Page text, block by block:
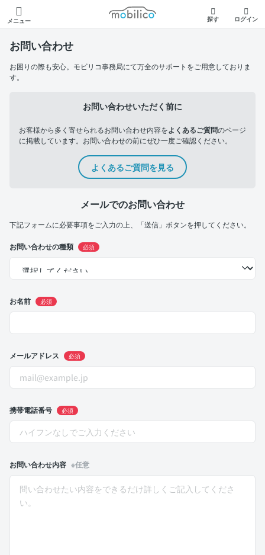
メニュー
モビリコ
探す ログイン
お問い合わせ
お困りの際も安心。モビリコ事務局にて万全のサポートをご用意しておりま
す。
お問い合わせいただく前に
お客様から多く寄せられるお問い合わせ内容をよくあるご質問のページ
に掲載しています。お問い合わせの前にぜひ一度ご確認ください。
よくあるご質問を見る
メールでのお問い合わせ
下記フォームに必要事項をご入力の上、「送信」ボタンを押してください。
お問い合わせの種類 必須
お名前 必須
メールアドレス 必須
携帯電話番号 必須
お問い合わせ内容 ※任意